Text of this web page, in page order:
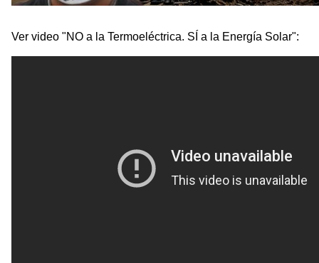
Ver video "NO a la Termoeléctrica. SÍ a la Energía Solar":